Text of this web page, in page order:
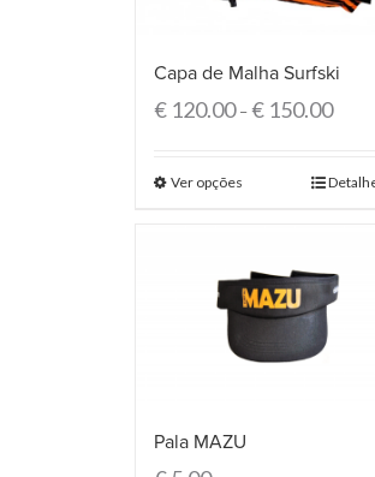
Capa de Malha Surfski
€120.00–€150.00
Ver opções
Pala MAZU